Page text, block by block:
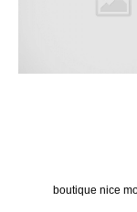
boutique nice